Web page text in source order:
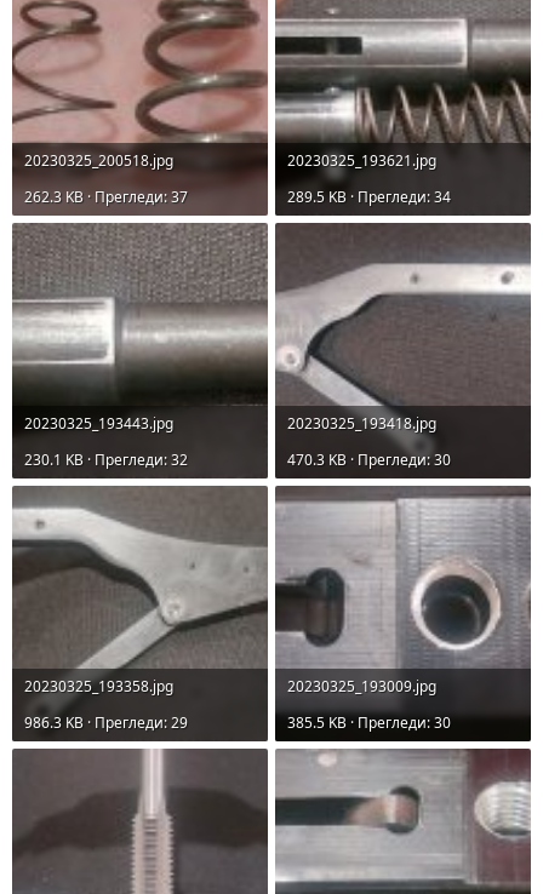
20230325_200518.jpg
262.3 KB · Прегледи: 37
20230325_193621.jpg
289.5 KB · Прегледи: 34
20230325_193443.jpg
230.1 KB · Прегледи: 32
20230325_193418.jpg
470.3 KB · Прегледи: 30
20230325_193358.jpg
986.3 KB · Прегледи: 29
20230325_193009.jpg
385.5 KB · Прегледи: 30